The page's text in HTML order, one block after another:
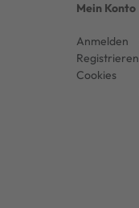
Mein Konto
Anmelden
Registrieren
Cookies